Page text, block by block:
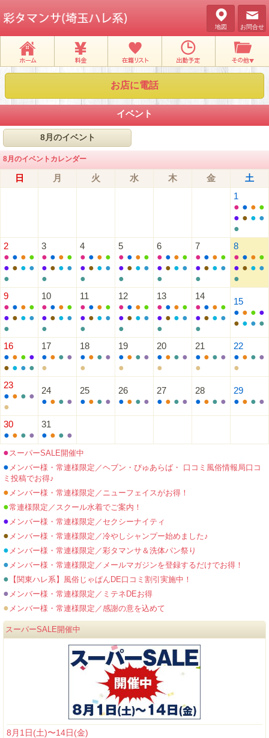
お問合せ
地図
お店に電話
イベント
8月のイベント
8月のイベントカレンダー
日 月 火 水 木 金
土
1
● ● ● ●
● ● ● ●
●
2
● ● ● ●
● ● ● ●
●
3
● ● ● ●
● ● ● ●
●
4
● ● ● ●
● ● ● ●
●
5
● ● ● ●
● ● ● ●
●
6
● ● ● ●
● ● ● ●
●
7
● ● ● ●
● ● ● ●
●
8
● ● ● ●
● ● ● ●
●
9
● ● ● ●
● ● ● ●
●
10
● ● ● ●
● ● ● ●
●
11
● ● ● ●
● ● ● ●
●
12
● ● ● ●
● ● ● ●
●
13
● ● ● ●
● ● ● ●
●
14
● ● ● ●
● ● ● ●
●
15
● ● ● ●
● ● ● ●
16
● ● ● ●
● ● ● ●
17
● ● ● ●
●
18
● ● ● ●
●
19
● ● ● ●
●
20
● ● ● ●
●
21
● ● ● ●
●
22
● ● ● ●
●
23
● ● ● ●
●
24
● ● ● ●
25
● ● ● ●
26
● ● ● ●
27
● ● ● ●
28
● ● ● ●
29
● ● ● ●
30
● ● ● ●
31
● ● ● ●
●スーパーSALE開催中
● メンバー様・常連様限定／ヘブン・ぴゅあらば・ 口コミ風俗情報局口コ
ミ投稿でお得♪
● メンバー様・常連様限定／ニューフェイスがお得！
●常連様限定／スクール水着でご案内！
● メンバー様・常連様限定／セクシーナイティ
● メンバー様・常連様限定／冷やしシャンプー始めました♪
● メンバー様・常連様限定／彩タマンサ＆洗体パン祭り
● メンバー様・常連様限定／メールマガジンを登録するだけでお得！
● 【関東ハレ系】風俗じゃぱんDE口コミ割引実施中！
● メンバー様・常連様限定／ミテネDEお得
● メンバー様・常連様限定／感謝の意を込めて
スーパーSALE開催中
8月1日(土)〜14日(金)